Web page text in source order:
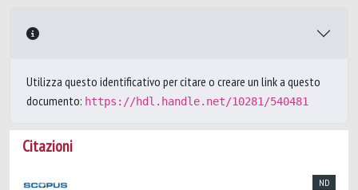
Utilizza questo identificativo per citare o creare un link a questo
documento: https://hdl.handle.net/10281/540481
Citazioni
ND